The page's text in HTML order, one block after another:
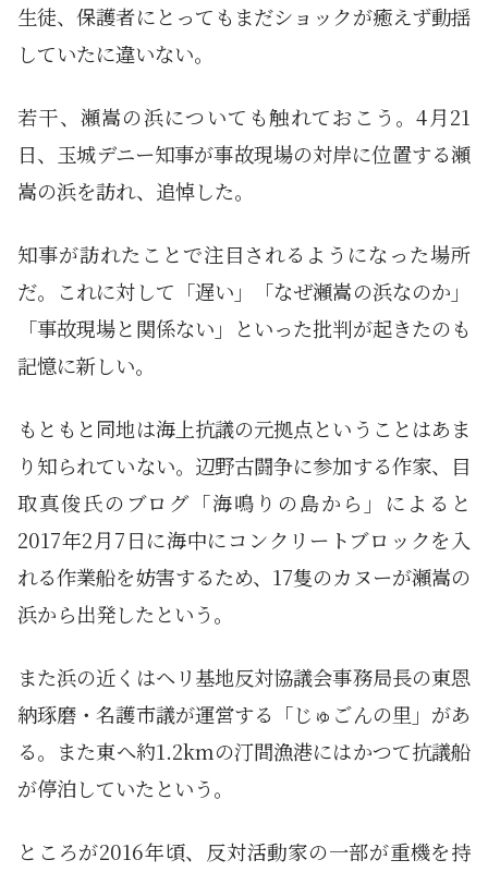
生徒、保護者にとってもまだショックが癒えず動揺
していたに違いない。
若干、瀬嵩の浜についても触れておこう。4月21
日、玉城デニー知事が事故現場の対岸に位置する瀬
嵩の浜を訪れ、追悼した。
知事が訪れたことで注目されるようになった場所
だ。これに対して「遅い」「なぜ瀬嵩の浜なのか」
「事故現場と関係ない」といった批判が起きたのも
記憶に新しい。
もともと同地は海上抗議の元拠点ということはあま
り知られていない。辺野古闘争に参加する作家、目
取真俊氏のブログ「海鳴りの島から」によると
2017年2月7日に海中にコンクリートブロックを入
れる作業船を妨害するため、17隻のカヌーが瀬嵩の
浜から出発したという。
また浜の近くはヘリ基地反対協議会事務局長の東恩
納琢磨・名護市議が運営する「じゅごんの里」があ
る。また東へ約1.2kmの汀間漁港にはかつて抗議船
が停泊していたという。
ところが2016年頃、反対活動家の一部が重機を持